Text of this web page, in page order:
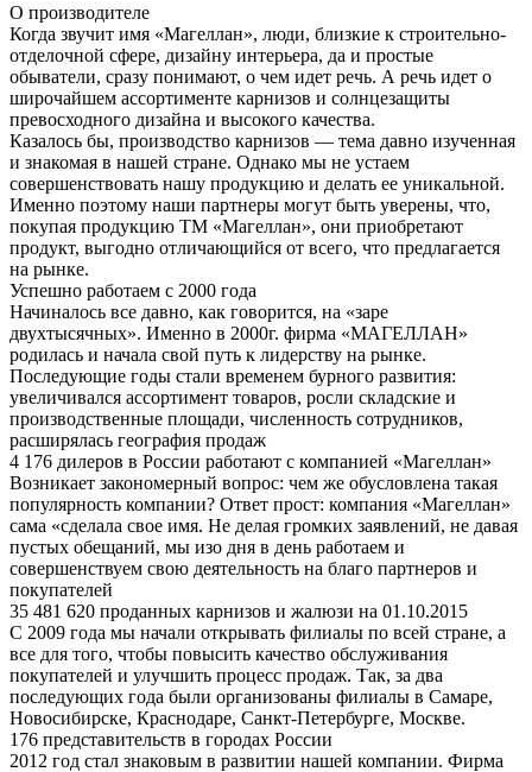
О производителе
Когда звучит имя «Магеллан», люди, близкие к строительно-
отделочной сфере, дизайну интерьера, да и простые
обыватели, сразу понимают, о чем идет речь. А речь идет о
широчайшем ассортименте карнизов и солнцезащиты
превосходного дизайна и высокого качества.
Казалось бы, производство карнизов — тема давно изученная
и знакомая в нашей стране. Однако мы не устаем
совершенствовать нашу продукцию и делать ее уникальной.
Именно поэтому наши партнеры могут быть уверены, что,
покупая продукцию ТМ «Магеллан», они приобретают
продукт, выгодно отличающийся от всего, что предлагается
на рынке.
Успешно работаем с 2000 года
Начиналось все давно, как говорится, на «заре
двухтысячных». Именно в 2000г. фирма «МАГЕЛЛАН»
родилась и начала свой путь к лидерству на рынке.
Последующие годы стали временем бурного развития:
увеличивался ассортимент товаров, росли складские и
производственные площади, численность сотрудников,
расширялась география продаж
4 176 дилеров в России работают с компанией «Магеллан»
Возникает закономерный вопрос: чем же обусловлена такая
популярность компании? Ответ прост: компания «Магеллан»
сама «сделала свое имя. Не делая громких заявлений, не давая
пустых обещаний, мы изо дня в день работаем и
совершенствуем свою деятельность на благо партнеров и
покупателей
35 481 620 проданных карнизов и жалюзи на 01.10.2015
С 2009 года мы начали открывать филиалы по всей стране, а
все для того, чтобы повысить качество обслуживания
покупателей и улучшить процесс продаж. Так, за два
последующих года были организованы филиалы в Самаре,
Новосибирске, Краснодаре, Санкт-Петербурге, Москве.
176 представительств в городах России
2012 год стал знаковым в развитии нашей компании. Фирма